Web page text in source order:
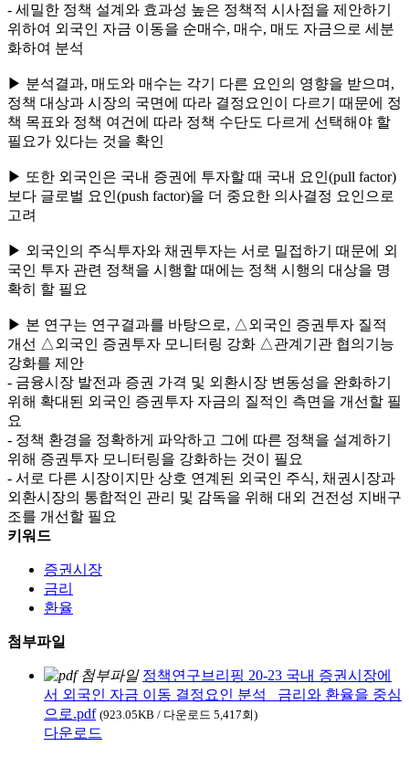
- 세밀한 정책 설계와 효과성 높은 정책적 시사점을 제안하기
위하여 외국인 자금 이동을 순매수, 매수, 매도 자금으로 세분
화하여 분석
▶ 분석결과, 매도와 매수는 각기 다른 요인의 영향을 받으며,
정책 대상과 시장의 국면에 따라 결정요인이 다르기 때문에 정
책 목표와 정책 여건에 따라 정책 수단도 다르게 선택해야 할
필요가 있다는 것을 확인
▶ 또한 외국인은 국내 증권에 투자할 때 국내 요인(pull factor)
보다 글로벌 요인(push factor)을 더 중요한 의사결정 요인으로
고려
▶ 외국인의 주식투자와 채권투자는 서로 밀접하기 때문에 외
국인 투자 관련 정책을 시행할 때에는 정책 시행의 대상을 명
확히 할 필요
▶ 본 연구는 연구결과를 바탕으로, △외국인 증권투자 질적
개선 △외국인 증권투자 모니터링 강화 △관계기관 협의기능
강화를 제안
- 금융시장 발전과 증권 가격 및 외환시장 변동성을 완화하기
위해 확대된 외국인 증권투자 자금의 질적인 측면을 개선할 필
요
- 정책 환경을 정확하게 파악하고 그에 따른 정책을 설계하기
위해 증권투자 모니터링을 강화하는 것이 필요
- 서로 다른 시장이지만 상호 연계된 외국인 주식, 채권시장과
외환시장의 통합적인 관리 및 감독을 위해 대외 건전성 지배구
조를 개선할 필요
키워드
증권시장
금리
환율
첨부파일
정책연구브리핑 20-23 국내 증권시장에
서 외국인 자금 이동 결정요인 분석_ 금리와 환율을 중심
으로.pdf (923.05KB / 다운로드 5,417회)
다운로드